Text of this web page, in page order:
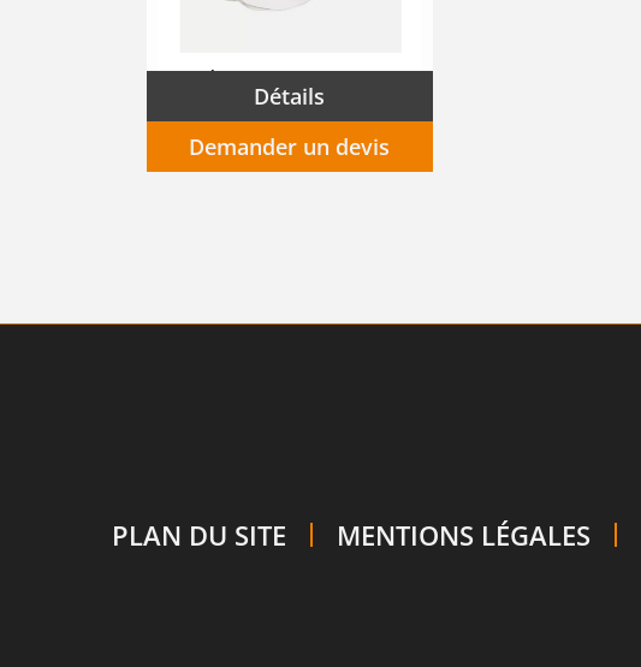
Sur-lunettes VISILUX polycarbonate
Détails
Demander un devis
PLAN DU SITE MENTIONS LÉGALES